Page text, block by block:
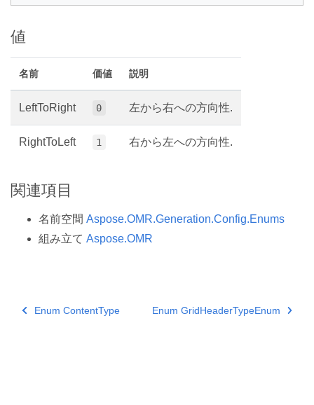
値
名前 価値 説明
LeftToRight 0 左から右への方向性.
RightToLeft 1 右から左への方向性.
関連項目
名前空間 Aspose.OMR.Generation.Config.Enums
組み立て Aspose.OMR
Enum ContentType Enum GridHeaderTypeEnum